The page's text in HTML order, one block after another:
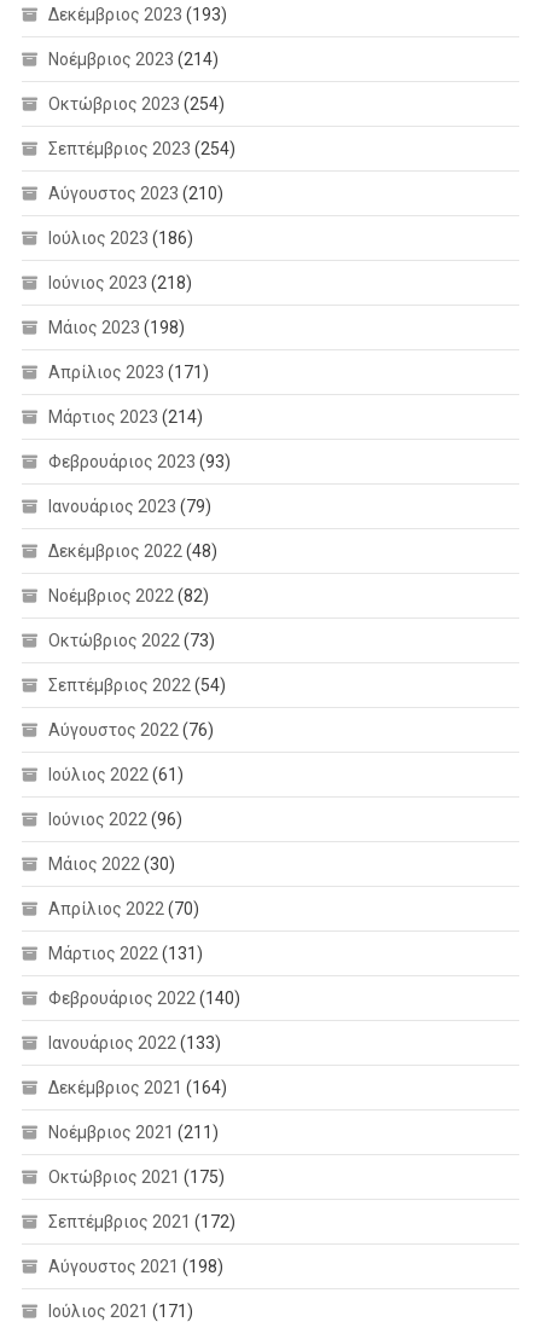
Δεκέμβριος 2023 (193)
Νοέμβριος 2023 (214)
Οκτώβριος 2023 (254)
Σεπτέμβριος 2023 (254)
Αύγουστος 2023 (210)
Ιούλιος 2023 (186)
Ιούνιος 2023 (218)
Μάιος 2023 (198)
Απρίλιος 2023 (171)
Μάρτιος 2023 (214)
Φεβρουάριος 2023 (93)
Ιανουάριος 2023 (79)
Δεκέμβριος 2022 (48)
Νοέμβριος 2022 (82)
Οκτώβριος 2022 (73)
Σεπτέμβριος 2022 (54)
Αύγουστος 2022 (76)
Ιούλιος 2022 (61)
Ιούνιος 2022 (96)
Μάιος 2022 (30)
Απρίλιος 2022 (70)
Μάρτιος 2022 (131)
Φεβρουάριος 2022 (140)
Ιανουάριος 2022 (133)
Δεκέμβριος 2021 (164)
Νοέμβριος 2021 (211)
Οκτώβριος 2021 (175)
Σεπτέμβριος 2021 (172)
Αύγουστος 2021 (198)
Ιούλιος 2021 (171)